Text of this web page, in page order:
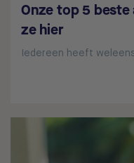
Onze top 5
ze hier
Iedereen heeft